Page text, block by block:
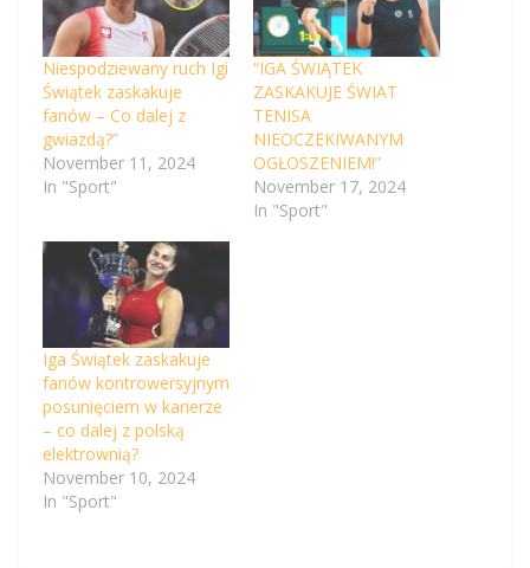
Niespodziewany ruch Igi
Świątek zaskakuje
fanów – Co dalej z
gwiazdą?”
November 11, 2024
In "Sport"
“IGA ŚWIĄTEK
ZASKAKUJE ŚWIAT
TENISA
NIEOCZEKIWANYM
OGŁOSZENIEM!”
November 17, 2024
In "Sport"
Iga Świątek zaskakuje
fanów kontrowersyjnym
posunięciem w karierze
– co dalej z polską
elektrownią?
November 10, 2024
In "Sport"